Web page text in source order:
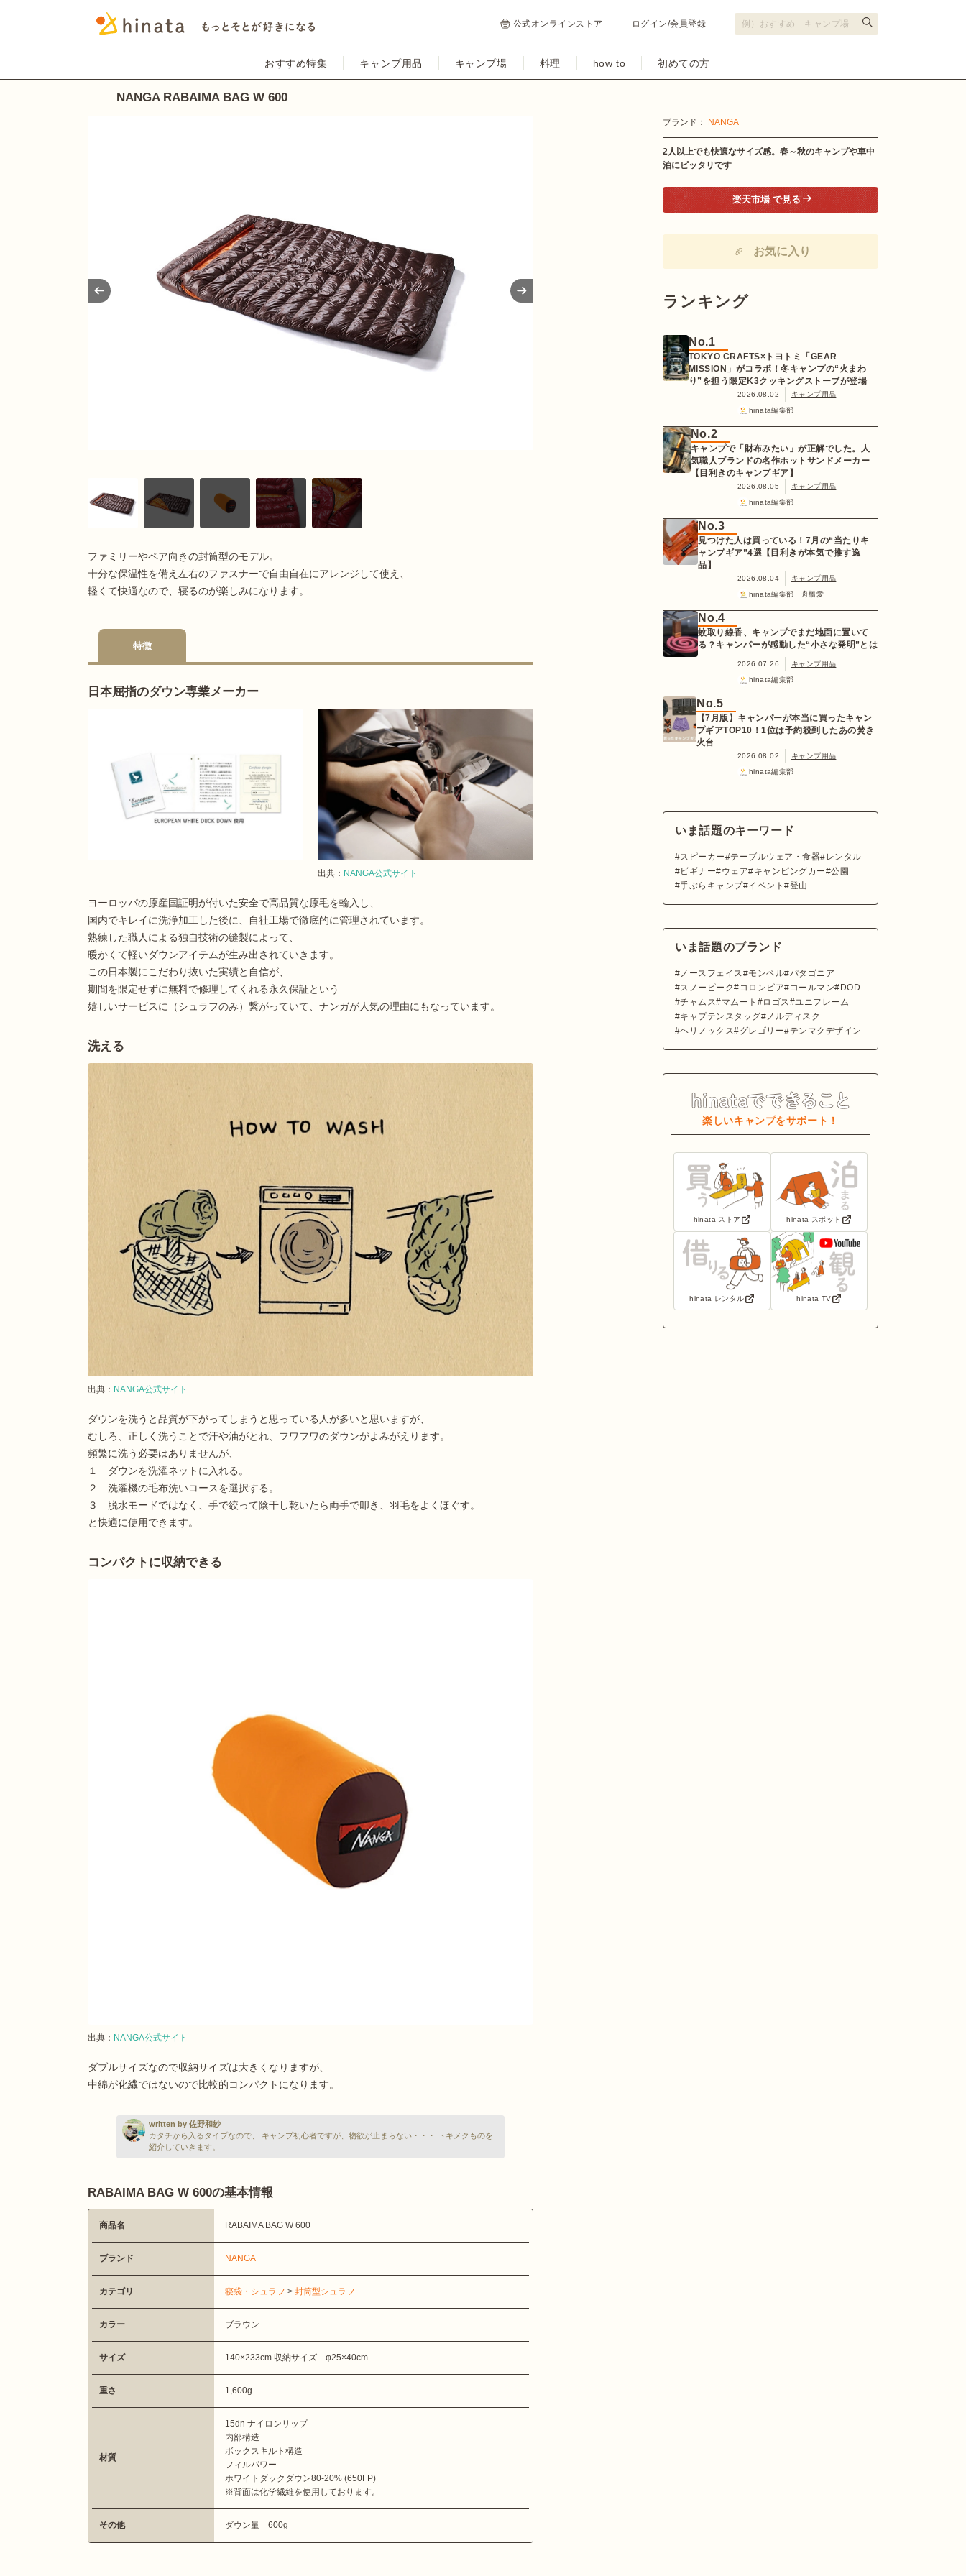
公式オンラインストア ログイン/会員登録
おすすめ特集 キャンプ用品 キャンプ場 料理 how to 初めての方
NANGA RABAIMA BAG W 600
ファミリーやペア向きの封筒型のモデル。
十分な保温性を備え左右のファスナーで自由自在にアレンジして使え、
軽くて快適なので、寝るのが楽しみになります。
特徴
日本屈指のダウン専業メーカー
出典： NANGA公式サイト
ヨーロッパの原産国証明が付いた安全で高品質な原毛を輸入し、
国内でキレイに洗浄加工した後に、自社工場で徹底的に管理されています。
熟練した職人による独自技術の縫製によって、
暖かくて軽いダウンアイテムが生み出されていきます。
この日本製にこだわり抜いた実績と自信が、
期間を限定せずに無料で修理してくれる永久保証という
嬉しいサービスに（シュラフのみ）繋がっていて、ナンガが人気の理由にもなっています。
洗える
出典： NANGA公式サイト
ダウンを洗うと品質が下がってしまうと思っている人が多いと思いますが、
むしろ、正しく洗うことで汗や油がとれ、フワフワのダウンがよみがえります。
頻繁に洗う必要はありませんが、
１ ダウンを洗濯ネットに入れる。
２ 洗濯機の毛布洗いコースを選択する。
３ 脱水モードではなく、手で絞って陰干し乾いたら両手で叩き、羽毛をよくほぐす。
と快適に使用できます。
コンパクトに収納できる
出典： NANGA公式サイト
ダブルサイズなので収納サイズは大きくなりますが、
中綿が化繊ではないので比較的コンパクトになります。
written by 佐野和紗
カタチから入るタイプなので、 キャンプ初心者ですが、物欲が止まらない・・・ トキメクものを
紹介していきます。
RABAIMA BAG W 600の基本情報
商品名 RABAIMA BAG W 600
ブランド NANGA
カテゴリ 寝袋・シュラフ > 封筒型シュラフ
カラー ブラウン
サイズ 140×233cm 収納サイズ φ25×40cm
重さ 1,600g
材質
15dn ナイロンリップ
内部構造
ボックスキルト構造
フィルパワー
ホワイトダックダウン80-20% (650FP)
※背面は化学繊維を使用しております。
その他 ダウン量 600g
ブランド： NANGA
2人以上でも快適なサイズ感。春～秋のキャンプや車中
泊にピッタリです
楽天市場 で見る
お気に入り
ランキング
No.1
TOKYO CRAFTS×トヨトミ「GEAR
MISSION」がコラボ！冬キャンプの“火まわ
り”を担う限定K3クッキングストーブが登場
2026.08.02
キャンプ用品
hinata編集部
No.2
キャンプで「財布みたい」が正解でした。人
気職人ブランドの名作ホットサンドメーカー
【目利きのキャンプギア】
2026.08.05
キャンプ用品
hinata編集部
No.3
見つけた人は買っている！7月の“当たりキ
ャンプギア”4選【目利きが本気で推す逸
品】
2026.08.04
キャンプ用品
hinata編集部 舟橋愛
No.4
蚊取り線香、キャンプでまだ地面に置いて
る？キャンパーが感動した“小さな発明”とは
2026.07.26
キャンプ用品
hinata編集部
No.5
【7月版】キャンパーが本当に買ったキャン
プギアTOP10！1位は予約殺到したあの焚き
火台
2026.08.02
キャンプ用品
hinata編集部
いま話題のキーワード
スピーカー テーブルウェア・食器
レンタル
ビギナー
ウェア キャンピングカー
公園
手ぶらキャンプ イベント 登山
いま話題のブランド
ノースフェイス モンベル パタゴニア
スノーピーク
コロンビア コールマン
DOD
チャムス
マムート ロゴス
ユニフレーム
キャプテンスタッグ
ノルディスク
ヘリノックス
グレゴリー テンマクデザイン
楽しいキャンプをサポート！
hinata ストア hinata スポット
hinata レンタル hinata TV